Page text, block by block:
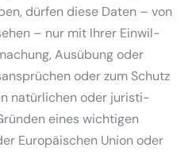
dürfen diese Daten – von
– nur mit Ihrer Einwil­
Ausübung oder
oder zum Schutz
natür­lichen oder juris­ti­
eines wichtigen
Europäi­schen Union oder